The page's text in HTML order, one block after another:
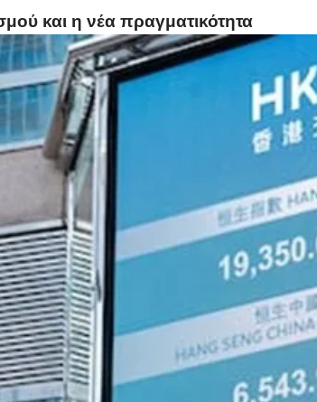
και η νέα πραγματικότητα